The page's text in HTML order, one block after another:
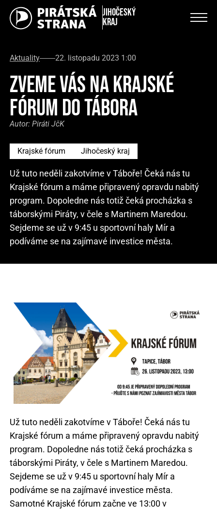
Jihočeský
kraj
Aktuality 22. listopadu 2023 1:00
ZVEME VÁS NA KRAJSKÉ
FÓRUM DO TÁBORA
Autor: Piráti JčK
Krajské fórum Jihočeský kraj
Už tuto neděli zakotvíme v Táboře! Čeká nás tu
Krajské fórum a máme připravený opravdu nabitý
program. Dopoledne nás totiž čeká procházka s
táborskými Piráty, v čele s Martinem Maredou.
Sejdeme se už v 9:45 u sportovní haly Mír a
podíváme se na zajímavé investice města.
Už tuto neděli zakotvíme v Táboře! Čeká nás tu
Krajské fórum a máme připravený opravdu nabitý
program. Dopoledne nás totiž čeká procházka s
táborskými Piráty, v čele s Martinem Maredou.
Sejdeme se už v 9:45 u sportovní haly Mír a
podíváme se na zajímavé investice města.
Samotné Krajské fórum začne ve 13:00 v